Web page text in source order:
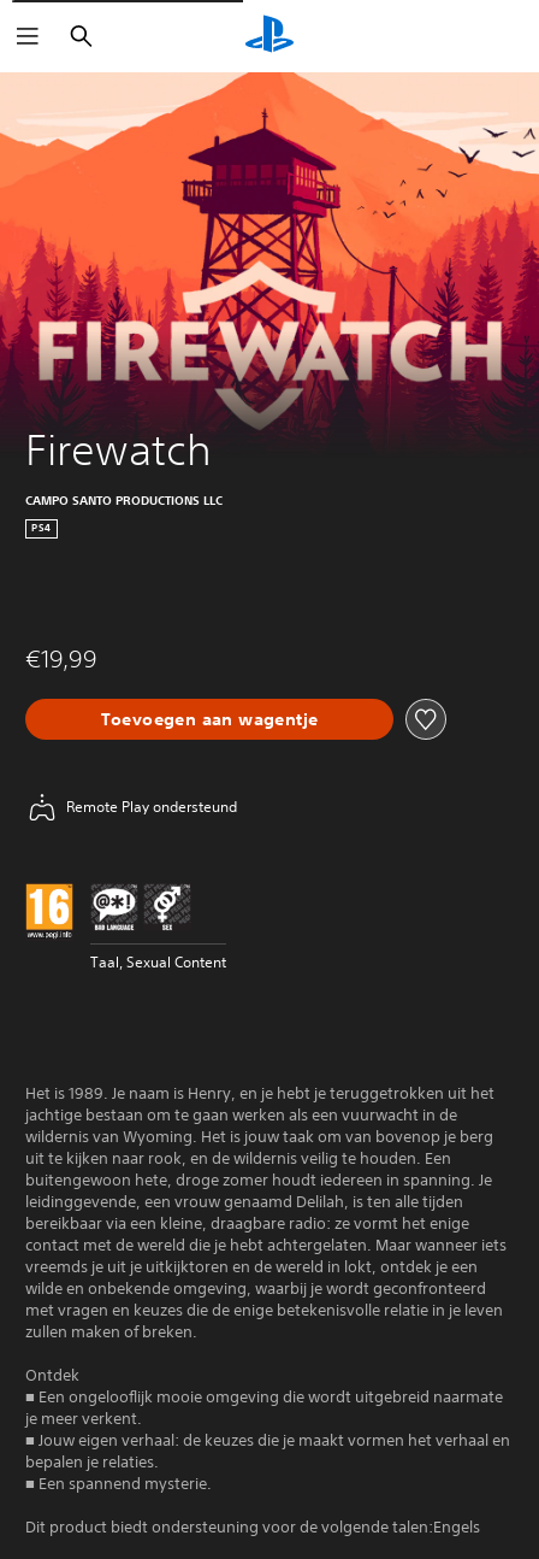
Zoeken
Firewatch
CAMPO SANTO PRODUCTIONS LLC
PS4
€19,99
Toevoegen aan wagentje
Remote Play ondersteund
Taal, Sexual Content
Het is 1989. Je naam is Henry, en je hebt je teruggetrokken uit het
jachtige bestaan om te gaan werken als een vuurwacht in de
wildernis van Wyoming. Het is jouw taak om van bovenop je berg
uit te kijken naar rook, en de wildernis veilig te houden. Een
buitengewoon hete, droge zomer houdt iedereen in spanning. Je
leidinggevende, een vrouw genaamd Delilah, is ten alle tijden
bereikbaar via een kleine, draagbare radio: ze vormt het enige
contact met de wereld die je hebt achtergelaten. Maar wanneer iets
vreemds je uit je uitkijktoren en de wereld in lokt, ontdek je een
wilde en onbekende omgeving, waarbij je wordt geconfronteerd
met vragen en keuzes die de enige betekenisvolle relatie in je leven
zullen maken of breken.
Ontdek
■ Een ongelooflijk mooie omgeving die wordt uitgebreid naarmate
je meer verkent.
■ Jouw eigen verhaal: de keuzes die je maakt vormen het verhaal en
bepalen je relaties.
■ Een spannend mysterie.
Dit product biedt ondersteuning voor de volgende talen:Engels